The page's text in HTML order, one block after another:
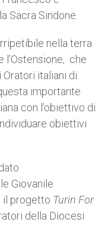
Sacra Sindone.
nella terra
l’Ostensione, che
italiani di
importante
con l’obiettivo di
obiettivi
Giovanile
il progetto Turin For
della Diocesi